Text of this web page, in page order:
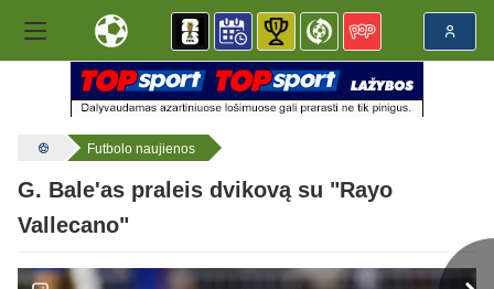
Futbolo naujienos
G. Bale'as praleis dvikovą su "Rayo
Vallecano"